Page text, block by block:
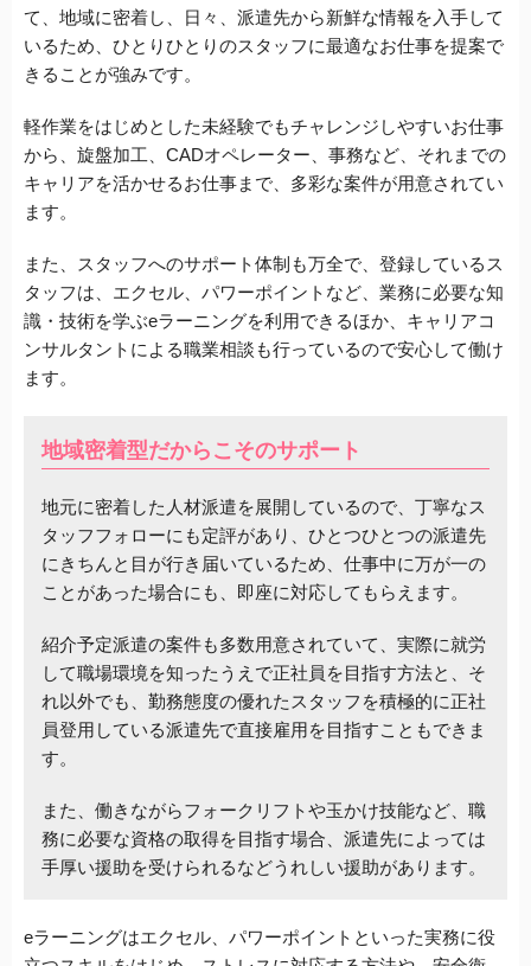
て、地域に密着し、日々、派遣先から新鮮な情報を入手して
いるため、ひとりひとりのスタッフに最適なお仕事を提案で
きることが強みです。
軽作業をはじめとした未経験でもチャレンジしやすいお仕事
から、旋盤加工、CADオペレーター、事務など、それまでの
キャリアを活かせるお仕事まで、多彩な案件が用意されてい
ます。
また、スタッフへのサポート体制も万全で、登録しているス
タッフは、エクセル、パワーポイントなど、業務に必要な知
識・技術を学ぶeラーニングを利用できるほか、キャリアコ
ンサルタントによる職業相談も行っているので安心して働け
ます。
地域密着型だからこそのサポート
地元に密着した人材派遣を展開しているので、丁寧なス
タッフフォローにも定評があり、ひとつひとつの派遣先
にきちんと目が行き届いているため、仕事中に万が一の
ことがあった場合にも、即座に対応してもらえます。
紹介予定派遣の案件も多数用意されていて、実際に就労
して職場環境を知ったうえで正社員を目指す方法と、そ
れ以外でも、勤務態度の優れたスタッフを積極的に正社
員登用している派遣先で直接雇用を目指すこともできま
す。
また、働きながらフォークリフトや玉かけ技能など、職
務に必要な資格の取得を目指す場合、派遣先によっては
手厚い援助を受けられるなどうれしい援助があります。
eラーニングはエクセル、パワーポイントといった実務に役